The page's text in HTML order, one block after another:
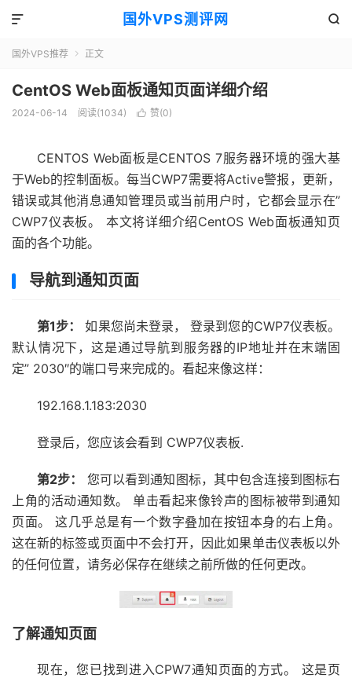
国外VPS测评网 

国外VPS推荐  正文
CentOS Web面板通知页面详细介绍
2024-06-14 阅读(1034)  赞(0)
CENTOS Web面板是CENTOS 7服务器环境的强大基
于Web的控制面板。每当CWP7需要将Active警报，更新，
错误或其他消息通知管理员或当前用户时，它都会显示在”
CWP7仪表板。 本文将详细介绍CentOS Web面板通知页
面的各个功能。
导航到通知页面
第1步：
如果您尚未登录， 登录到您的CWP7仪表板。
默认情况下，这是通过导航到服务器的IP地址并在末端固
定” 2030″的端口号来完成的。看起来像这样：
192.168.1.183:2030
登录后，您应该会看到 CWP7仪表板.
第2步：
您可以看到通知图标，其中包含连接到图标右
上角的活动通知数。 单击看起来像铃声的图标被带到通知
页面。 这几乎总是有一个数字叠加在按钮本身的右上角。
这在新的标签或页面中不会打开，因此如果单击仪表板以外
的任何位置，请务必保存在继续之前所做的任何更改。
了解通知页面
现在，您已找到进入CPW7通知页面的方式。 这是页